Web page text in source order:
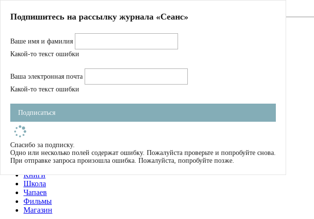
Магазин
Журнал
Школа
Устав
Фильмы
Имена
Тэги
О нас
Журнал
Книги
Школа
Чапаев
Фильмы
Магазин
Подпишитесь на рассылку журнала «Сеанс»
Ваше имя и фамилия
Какой-то текст ошибки
Ваша электронная почта
Какой-то текст ошибки
Подписаться
Спасибо за подписку.
Одно или несколько полей содержат ошибку. Пожалуйста проверьте и попробуйте снова.
При отправке запроса произошла ошибка. Пожалуйста, попробуйте позже.